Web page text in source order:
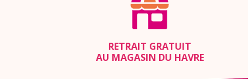
RETRAIT GRATUIT
AU MAGASIN DU HAVRE